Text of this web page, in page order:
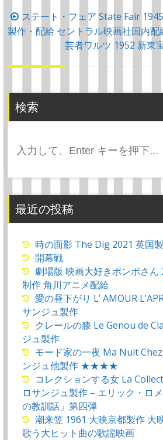
投
稿
ビ
ー
シ
ステート・フェア State Fair
製作・配給 セントラル映画社国
芸者ワルツ 1952 新
検索
索:
最近の投稿
時の面影 The Dig 2021 英国
開幕戦
劇場版 映画大好きポンポさん
制作 角川アニメ配給
愛の昼下がり L’ AMOUR
サンジュ製作
クレールの膝 Le Genou de
ジュ製作
モード家の一夜 Ma Nuit
ンジュ他製作 ★★★★
コレクションする女 La
ロサンジュ製作 – エリック・ロ
の教訓話」第四弾
潮来笠 1961 大映京都製作 大
歌う大ヒット曲の歌謡映画